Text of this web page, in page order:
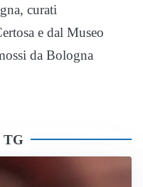
curati
e dal Museo
da Bologna
TG